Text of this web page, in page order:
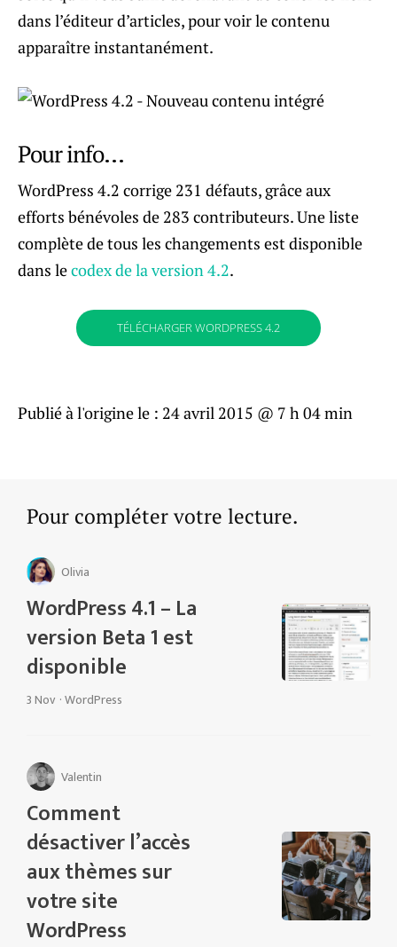
dans l’éditeur d’articles, pour voir le contenu
apparaître instantanément.
Pour info…
WordPress 4.2 corrige 231 défauts, grâce aux
efforts bénévoles de 283 contributeurs. Une liste
complète de tous les changements est disponible
dans lecodex de la version 4.2.
TÉLÉCHARGER WORDPRESS 4.2
Publié à l'origine le : 24 avril 2015 @ 7 h 04 min
Pour compléter votre lecture.
Olivia
WordPress 4.1 – La
version Beta 1 est
disponible
3 Nov ·WordPress
Valentin
Comment
désactiver l’accès
aux thèmes sur
votre site
WordPress